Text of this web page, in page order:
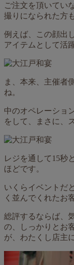
ご注文を頂いてい
撮りになられた方
例えば、この顔出
アイテムとして活
ま、本来、主催者
ね。
中のオペレーショ
をして、まさに、
レジを通して15秒
ほどです。
いくらイベントだ
く並んでくれたお
総評するならば、
の、しっかりとお
が、わたくし店主